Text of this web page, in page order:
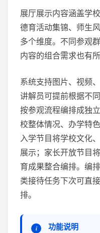
展厅展示内容涵盖学
德育活动集锦、师生
多个维度。不同参观
内容的组合需求也有所
系统支持图片、视频
讲解员可提前根据不
按参观流程编排成独
校整体情况、办学特
入学节目将学校文化
展示；家长开放节目
育成果整合编排。编
类接待任务下次可直
排。
功能说明